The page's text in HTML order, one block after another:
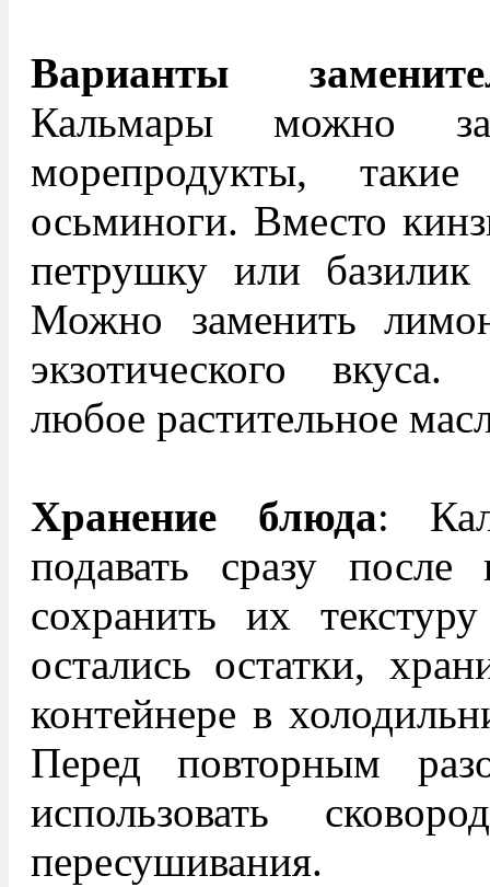
Варианты
Кальмары можно
морепродукты,
осьминоги. Вместо
петрушку или базилик
Можно заменить
экзотического
любое растительное
Хранение блюда:
подавать сразу после
сохранить их
остались остатки,
контейнере в
Перед повторным
использовать
пересушивания.